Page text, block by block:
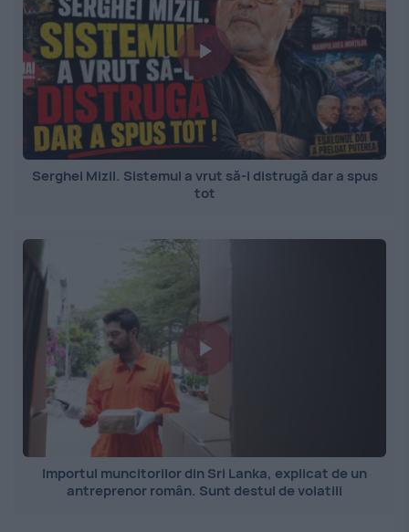
Serghei Mizil. Sistemul a vrut să-l distrugă dar a spus
tot
Importul muncitorilor din Sri Lanka, explicat de un
antreprenor român. Sunt destul de volatili